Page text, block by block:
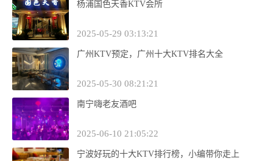
杨浦国色天香KTV会所
2025-05-29 03:13:21
广州KTV预定，广州十大KTV排名大全
2025-05-30 08:21:21
南宁嗨老友酒吧
2025-06-10 21:05:22
宁波好玩的十大KTV排行榜，小编带你走上